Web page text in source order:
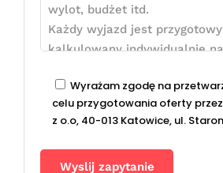
Wyrażam zgodę na
celu przygotowania oferty
z o.o, 40-013 Katowice, ul.